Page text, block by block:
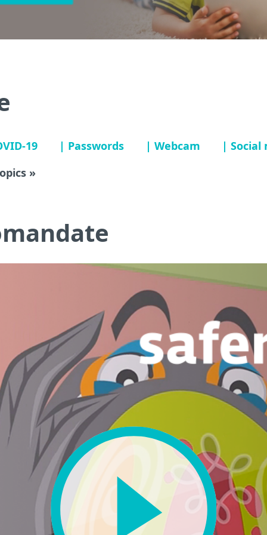
19 | Passwords | Webcam
| Social
»